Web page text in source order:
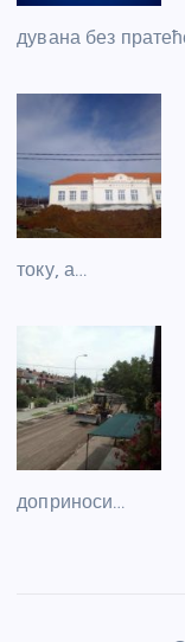
k
дувана без
току, а…
доприноси…